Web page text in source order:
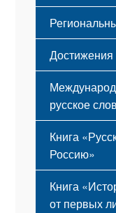
Достижения
русское
Книга
Россию»
Книга
от первых